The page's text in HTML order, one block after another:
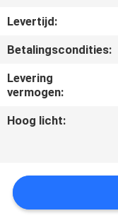
NIEUWS
VERZOEK
OM
EEN
SITEMAP
Levertijd:
Betalingscondities:
Levering
vermogen:
Hoog licht: